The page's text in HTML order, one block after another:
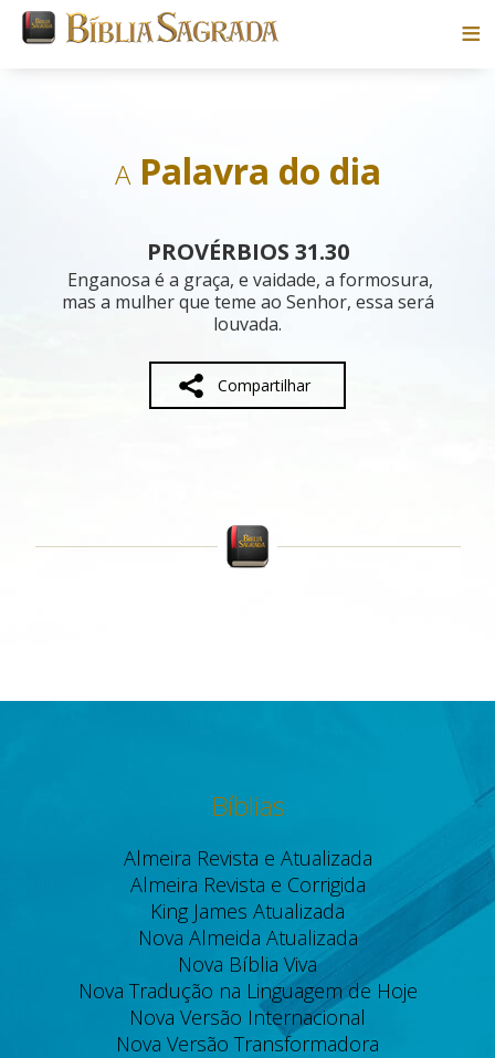
Blog
Parceiros
Sobre
APalavra do dia
PROVÉRBIOS 31.30
Enganosa é a graça, e vaidade, a formosura,
mas a mulher que teme ao Senhor, essa será
louvada.
Compartilhar
Bíblias
Almeira Revista e Atualizada
Almeira Revista e Corrigida
King James Atualizada
Nova Almeida Atualizada
Nova Bíblia Viva
Nova Tradução na Linguagem de Hoje
Nova Versão Internacional
Nova Versão Transformadora